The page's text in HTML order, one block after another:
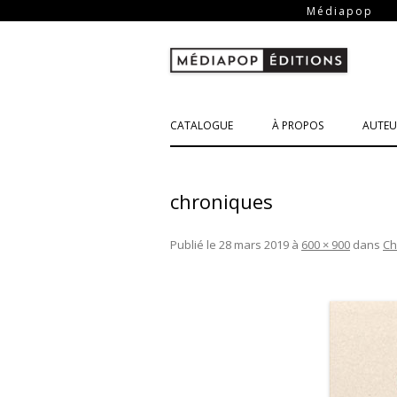
Médiapop
CATALOGUE À PROPOS
chroniques
Publié le 28 mars 2019 à 600 × 900 dans